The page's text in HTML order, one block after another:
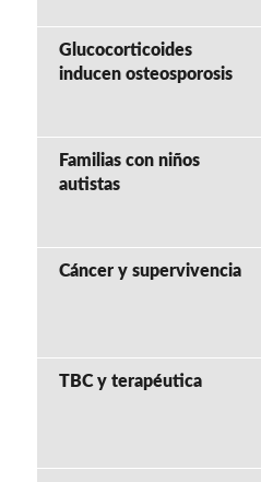
Glucocorticoides
inducen osteosporosis
Familias con niños
autistas
Cáncer y supervivencia
TBC y terapéutica